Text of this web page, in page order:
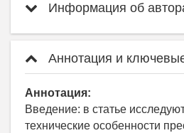
Информация об
Аннотация и
Аннотация:
Введение: в статье
технические особенности